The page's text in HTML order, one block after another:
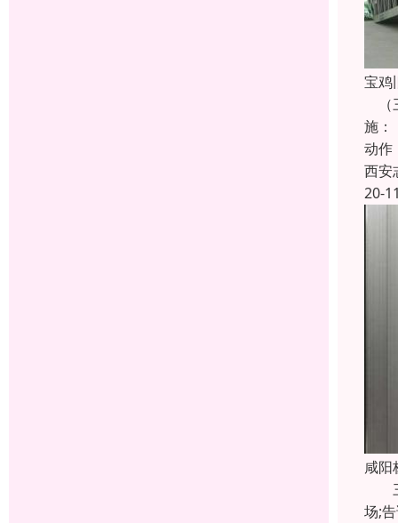
宝鸡
（
施：
动作
西安
20-
咸阳
三
场;